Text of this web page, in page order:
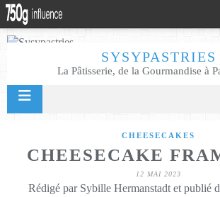
SYSYPASTRIES
La Pâtisserie, de la Gourmandise à
CHEESECAKES
CHEESECAKE
12 MAI 2023
Rédigé par Sybille Hermanstadt et publié